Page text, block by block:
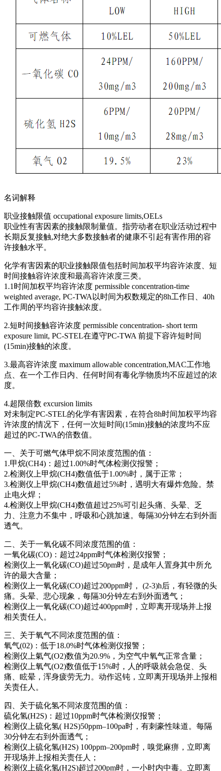
名词解释
职业接触限值 occupational exposure limits,OELs
职业性有害因素的接触限制量值。指劳动者在职业活动过程中
长期反复接触,对绝大多数接触者的健康不引起有害作用的容
许接触水平。
化学有害因素的职业接触限值包括时间加权平均容许浓度、短
时间接触容许浓度和最高容许浓度三类。
1.1时间加权平均容许浓度 permissible concentration-time
weighted average, PC-TWA以时间为权数规定的8h工作日、40h
工作周的平均容许接触浓度。
2.短时间接触容许浓度 permissible concentration- short term
exposure limit, PC-STEL在遵守PC-TWA 前提下容许短时间
(15min)接触的浓度。
3.最高容许浓度 maximum allowable concentration,MAC工作地
点、在一个工作日内、任何时间有毒化学物质均不应超过的浓
度。
4.超限倍数 excursion limits
对未制定PC-STEL的化学有害因素，在符合8h时间加权平均容
许浓度的情况下，任何一次短时间(15min)接触的浓度均不应
超过的PC-TWA的倍数值。
一、关于可燃气体甲烷不同浓度范围的值：
1.甲烷(CH4)：超过1.00%时气体检测仪报警；
2.检测仪上甲烷(CH4)数值低于1.00%时，属于正常；
3.检测仪上甲烷(CH4)数值超过5%时，遇明大有爆炸危险。禁
止电火焊；
4.检测仪上甲烷(CH4)数值超过25%可引起头痛、头晕、乏
力、注意力不集中，呼吸和心跳加速。每隔30分钟左右到外面
透气。
二、关于一氧化碳不同浓度范围的值：
一氧化碳(CO)：超过24ppm时气体检测仪报警；
检测仪上一氧化碳(CO)超过50pm时，是成年人置身其中所允
许的最大含量；
检测仪上一氧化碳(CO)超过200ppm时， (2-3)h后，有轻微的头
痛。头晕、悲心现象，每隔30分钟左右到外面透气；
检测仪上一氧化碳(CO)超过400ppm时，立即离开现场并上报
相关责任人。
三、关于氧气不同浓度范围的值：
氧气(02)：低于18.0%时气体检测仪报警；
检测仪上氣气(O2)数值为20.9%，为空气中氧气正常含量；
检测仪上氧气(O2)数值低于15%时，人的呼吸就会急促、头
痛、眩晕，浑身疲劳无力。动作迟钝，立即离开现场并上报相
关责任人。
四、关于硫化氢不同浓度范围的值：
硫化氢(H2S)：超过10ppm时气体检测仪报警；
检测仪上硫化氢( H2S)50ppm–100pa时，有刺豪性味道。每隔
30分钟左右到外面透气；
检测仪上硫化氢(H2S) 100ppm–200pm时，嗅觉麻痹，立即离
开现场并上报相关责任人；
检测仪上硫化氢(H2S)超过200pm时，一小时内中毒。立即离